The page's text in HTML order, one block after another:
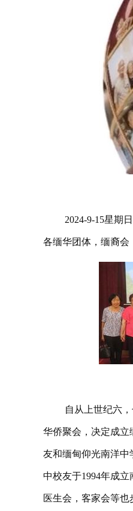
2024-9-15星期
各缅华团体，缅裔会
自从上世纪六
华侨聚会，决定成立
友和缅甸仰光南洋中
中校友于1994年成
医生会，客家会等